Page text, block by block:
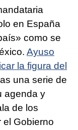
en España
como se
Ayuso
la figura del
una serie de
agenda y
de los
el Gobierno